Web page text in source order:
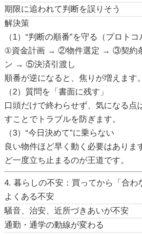
期限に追われて判断を誤りそう
解決策
（1）“判断の順番”を守る（プロトコ
①資金計画 → ②物件選定 → ③契約
ン → ⑤決済引渡し
順番が逆になると、焦りが増えます。
（2）質問を「書面に残す」
口頭だけで終わらせず、気になる点
すことでトラブルを防ぎます。
（3）“今日決めて”に乗らない
良い物件ほど早く動く必要はありま
ど一度立ち止まるのが王道です。
4. 暮らしの不安：買ってから「合わ
よくある不安
騒音、治安、近所づきあいが不安
通勤・通学の動線が変わる